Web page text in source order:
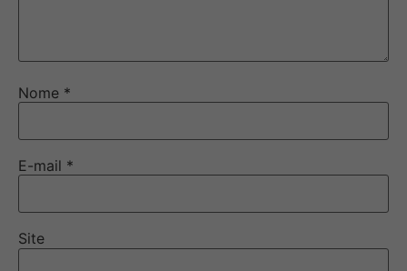
Nome *
E-mail *
Site